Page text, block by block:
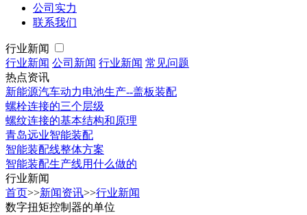
公司实力
联系我们
行业新闻
行业新闻 公司新闻 行业新闻 常见问题
热点资讯
新能源汽车动力电池生产--盖板装配
螺栓连接的三个层级
螺纹连接的基本结构和原理
青岛远业智能装配
智能装配线整体方案
智能装配生产线用什么做的
行业新闻
首页>>新闻资讯>>行业新闻
数字扭矩控制器的单位